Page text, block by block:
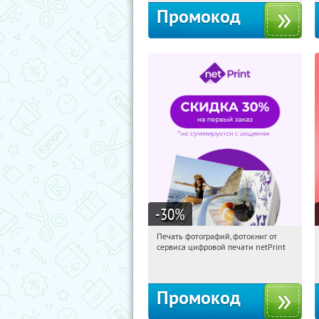
Промокод
-30%
20:30:09 Получили:
Печать фотографий, фотокниг от
сервиса цифровой печати netPrint
Промокод